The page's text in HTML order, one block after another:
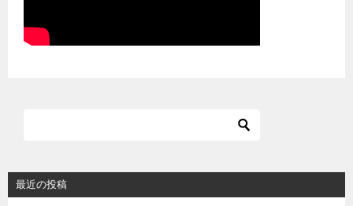
最近の投稿